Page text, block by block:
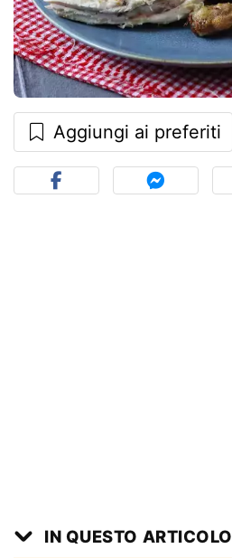
Aggiungi ai preferiti
IN QUESTO ARTICOLO